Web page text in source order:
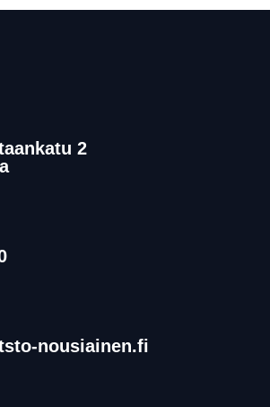
2
nousiainen.fi